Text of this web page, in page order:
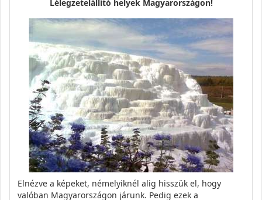
Lélegzetelállító helyek Magyarországon!
Elnézve a képeket, némelyiknél alig hisszük el, hogy
valóban Magyarországon járunk. Pedig ezek a